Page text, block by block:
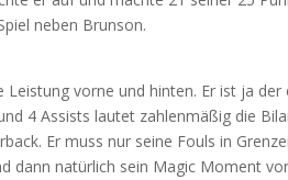
neben Brunson.
Leistung vorne und hinten. Er ist ja
4 Assists lautet zahlenmäßig die
Er muss nur seine Fouls in
dann natürlich sein Magic Moment